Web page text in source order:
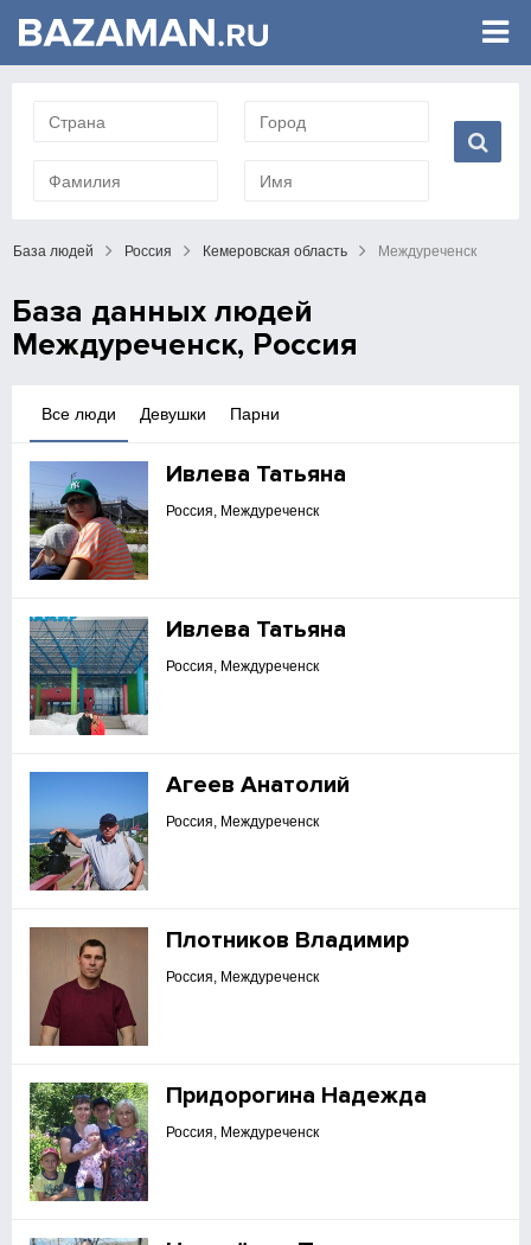
База людей Россия Кемеровская область Междуреченск
База данных людей
Междуреченск, Россия
Парни
Девушки
Все люди
Ивлева Татьяна
Россия, Междуреченск
Ивлева Татьяна
Россия, Междуреченск
Агеев Анатолий
Россия, Междуреченск
Плотников Владимир
Россия, Междуреченск
Придорогина Надежда
Россия, Междуреченск